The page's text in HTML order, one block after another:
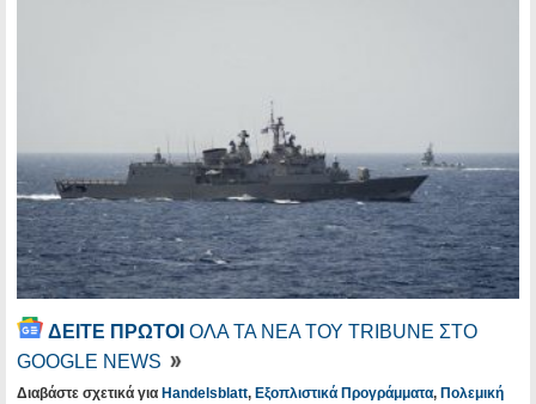
ΔΕΙΤΕ ΠΡΩΤΟΙ ΟΛΑ ΤΑ ΝΕΑ ΤΟΥ TRIBUNE ΣΤΟ
GOOGLE NEWS
Διαβάστε σχετικά για Handelsblatt, Εξοπλιστικά Προγράμματα, Πολεμική